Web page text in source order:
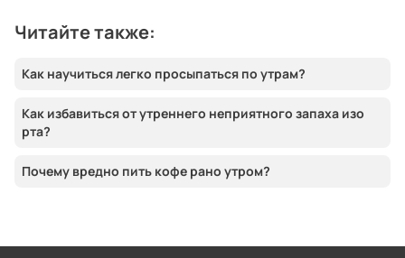
Читайте также:
Как научиться легко просыпаться по утрам?
Как избавиться от утреннего неприятного запаха изо
рта?
Почему вредно пить кофе рано утром?